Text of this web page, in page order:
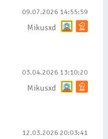
09.07.2026 14:55:59
Mikusxd
03.04.2026 13:10:20
Mikusxd
12.03.2026 20:03:41